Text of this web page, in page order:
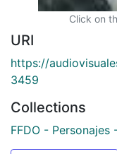
Click on
URI
https://
3459
Collections
FFDO - Personajes